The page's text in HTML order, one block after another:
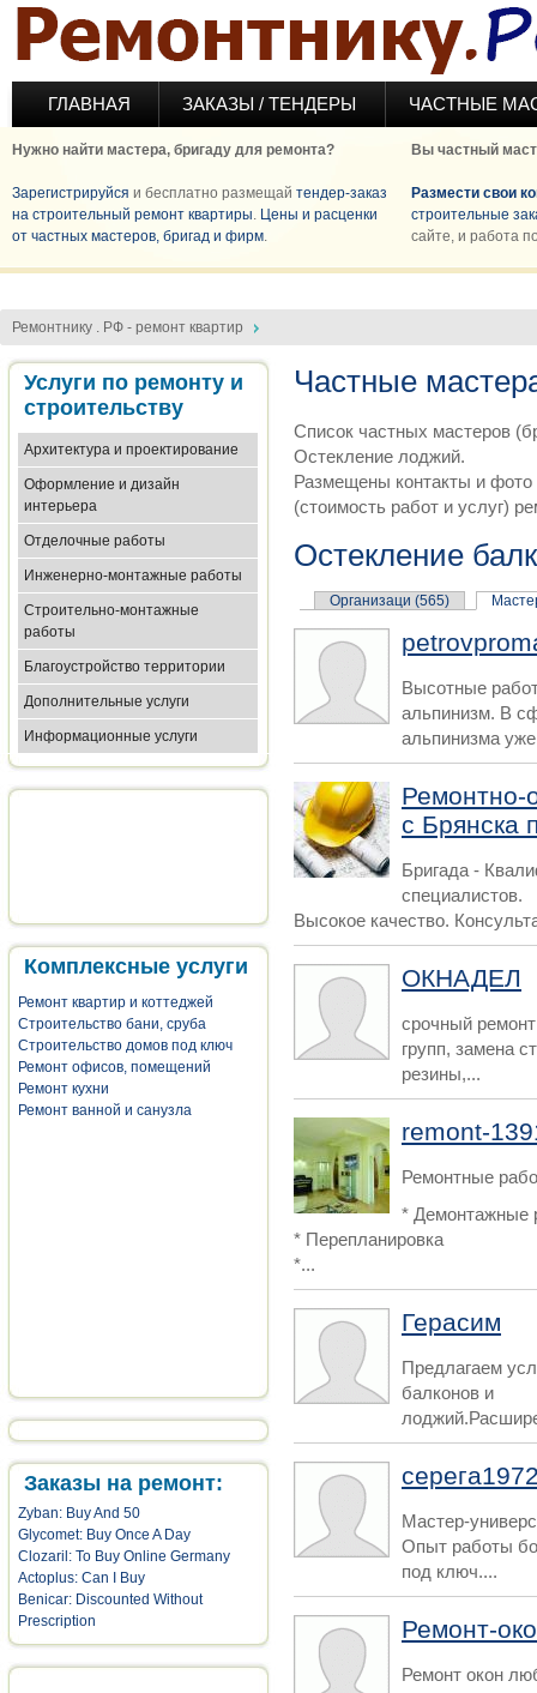
Перейти к основному содержанию
ГЛАВНАЯ ЗАКАЗЫ / ТЕНДЕРЫ ЧАСТНЫЕ
Нужно найти мастера, бригаду для ремонта?
Зарегистрируйся и бесплатно размещай тендер-заказ
на строительный ремонт квартиры. Цены и расценки
от частных мастеров, бригад и фирм.
Вы частный
Размести свои
строительные
сайте, и работа
Ремонтнику . РФ - ремонт квартир
Услуги по ремонту и
строительству
Архитектура и проектирование
Оформление и дизайн
интерьера
Отделочные работы
Инженерно-монтажные работы
Строительно-монтажные
работы
Благоустройство территории
Дополнительные услуги
Информационные услуги
Комплексные услуги
Ремонт квартир и коттеджей
Строительство бани, сруба
Строительство домов под ключ
Ремонт офисов, помещений
Ремонт кухни
Ремонт ванной и санузла
Заказы на ремонт:
Zyban: Buy And 50
Glycomet: Buy Once A Day
Clozaril: To Buy Online Germany
Actoplus: Can I Buy
Benicar: Discounted Without
Prescription
Частные
Список частных мастеров
Остекление лоджий.
Размещены контакты и
(стоимость работ и услуг)
Остекление
Организаци (565)
Высотные
альпинизм. В
альпинизма уже
Ремонтно-
с Брянска
Бригада -
специалистов.
Высокое качество.
ОКНАДЕЛ
срочный
групп, замена
резины,...
remont-
Ремонтные
* Демонтажные
* Перепланировка
*...
Герасим
Предлагаем
балконов и
Мастер-
Опыт работы
под ключ....
Ремонт-
Ремонт окон